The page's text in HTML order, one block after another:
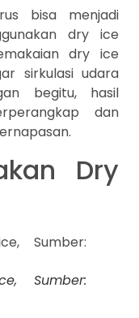
bisa menjadi
dry ice
dry ice
sirkulasi udara
begitu, hasil
dan
Dry
Sumber: